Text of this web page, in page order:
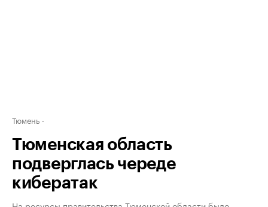
Тюмень
Тюменская область
подверглась череде
кибератак